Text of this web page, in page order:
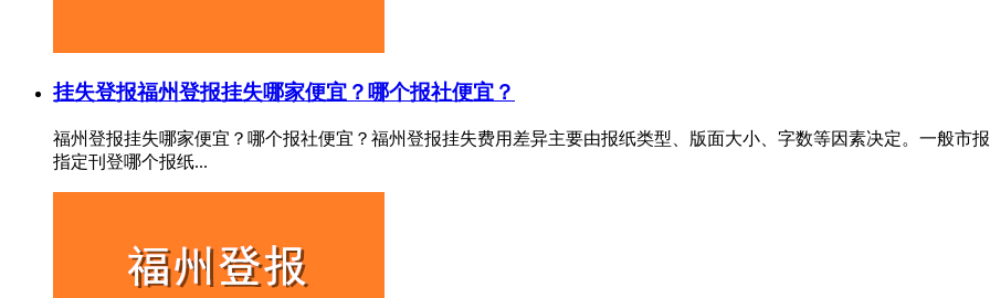
挂失登报福州登报挂失哪家便宜？哪个报社便宜？
福州登报挂失哪家便宜？哪个报社便宜？福州登报挂失费用差异主要由报纸类型、版面大小、字数等因素决定。一般市
指定刊登哪个报纸...